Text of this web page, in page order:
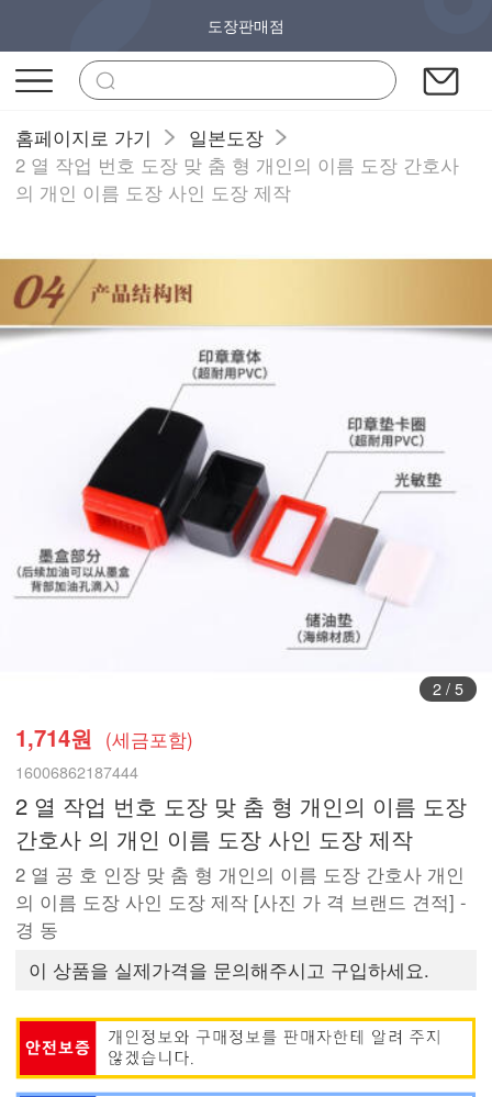
도장판매점
홈페이지로 가기
일본도장
2 열 작업 번호 도장 맞 춤 형 개인의 이름 도장 간호사
의 개인 이름 도장 사인 도장 제작
3/ 5
1,714원 (세금포함)
16006862187444
2 열 작업 번호 도장 맞 춤 형 개인의 이름 도장
간호사 의 개인 이름 도장 사인 도장 제작
2 열 공 호 인장 맞 춤 형 개인의 이름 도장 간호사 개인
의 이름 도장 사인 도장 제작 [사진 가 격 브랜드 견적] -
경 동
이 상품을 실제가격을 문의해주시고 구입하세요.